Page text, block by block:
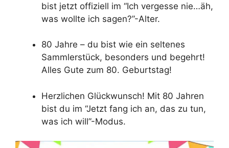
bist jetzt offiziell im “Ich vergesse nie…äh,
was wollte ich sagen?”-Alter.
80 Jahre – du bist wie ein seltenes
Sammlerstück, besonders und begehrt!
Alles Gute zum 80. Geburtstag!
Herzlichen Glückwunsch! Mit 80 Jahren
bist du im “Jetzt fang ich an, das zu tun,
was ich will”-Modus.